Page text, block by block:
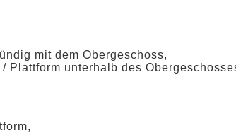
mit dem Obergeschoss,
Plattform unterhalb des